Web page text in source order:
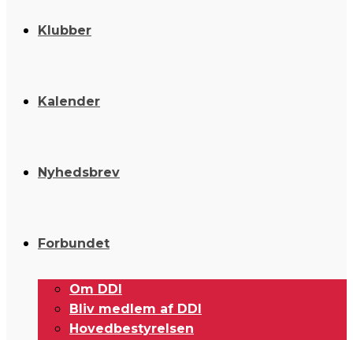
Klubber
Kalender
Nyhedsbrev
Forbundet
Om DDI
Bliv medlem af DDI
Hovedbestyrelsen